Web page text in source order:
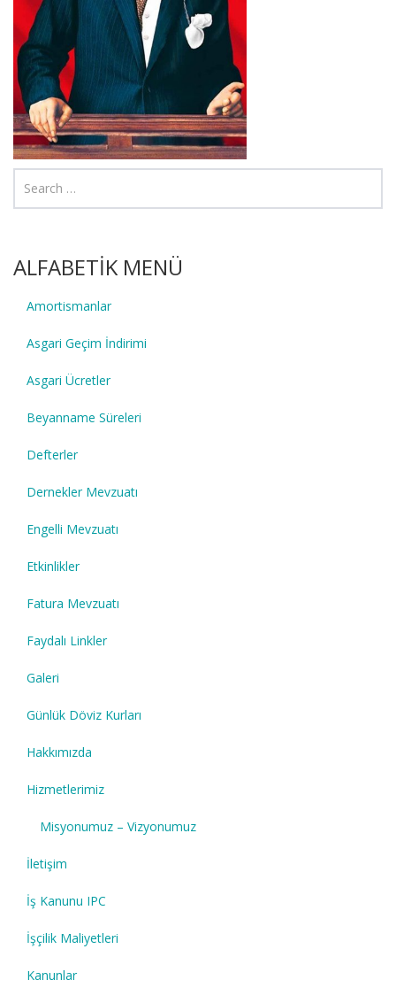
ALFABETİK MENÜ
Amortismanlar
Asgari Geçim İndirimi
Asgari Ücretler
Beyanname Süreleri
Defterler
Dernekler Mevzuatı
Engelli Mevzuatı
Etkinlikler
Fatura Mevzuatı
Faydalı Linkler
Galeri
Günlük Döviz Kurları
Hakkımızda
Hizmetlerimiz
Misyonumuz – Vizyonumuz
İletişim
İş Kanunu IPC
İşçilik Maliyetleri
Kanunlar